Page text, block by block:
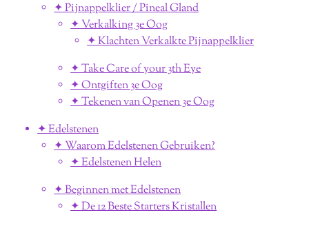
✦ Pijnappelklier / Pineal Gland
✦ Verkalking 3e Oog
✦ Klachten Verkalkte Pijnappelklier
✦ Take Care of your 3th Eye
✦ Ontgiften 3e Oog
✦ Tekenen van Openen 3e Oog
✦ Edelstenen
✦ Waarom Edelstenen Gebruiken?
✦ Edelstenen Helen
✦ Beginnen met Edelstenen
✦ De 12 Beste Starters Kristallen